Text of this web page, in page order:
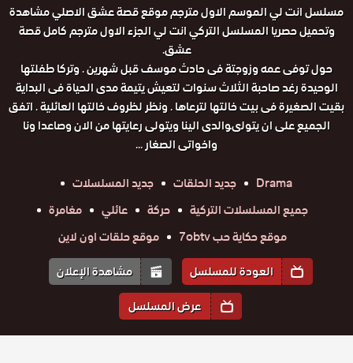
مسلسل انت لي الموسم الاول مترجم موقع قصة عشق الاصلي مشاهدة
وتحميل حصريا المسلسل التركي انت لي الجزء الاول مترجم كامل قصة
عشق.
حول توفى عمه وزوجتة فى حادث موسف قبل شهرين . وتركا طفلتها
الوحيدة رغد صاحبة الثلاث سنوات لتعيش يتيمة مدى الحياة فى البداية
بقيت الصغيرة فى بيت خالتها لترعاها . ونظر لظروف خالتها العائلية . اتفق
الجميع على ان يتولىوالدى الينا ويتولى رعايتها من الان وصاعدا ونا
واخواتى الصغار ...
Drama
جديد الحلقات
جديد المسلسلات
جميع المسلسلات التركية
حركة عائلي
مغامرة
موقع حكاية حب 7obtv
موقع حلقات اون لاين
العودة للمسلسل
مشاهدة الإعلان
عرض المسلسل